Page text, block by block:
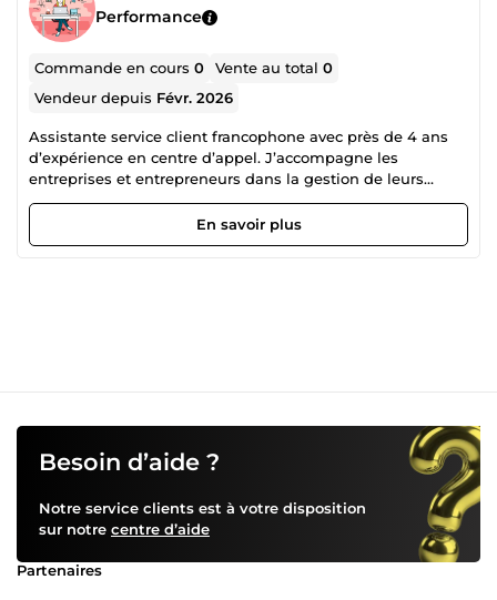
Performance
Commande en cours0 Vente au total0
Vendeur depuis Févr. 2026
Assistante service client francophone avec près de 4 ans
d’expérience en centre d’appel. J’accompagne les
entreprises et entrepreneurs dans la gestion de leurs
emails, messages clients et demandes de support, afin
d’assurer une communication claire, professionnelle et
efficace. Sérieuse, organisée et réactive, je m’adapte
En savoir plus
Besoin d’aide ?
Notre service clients est à votre disposition
sur notre centre d’aide
Partenaires